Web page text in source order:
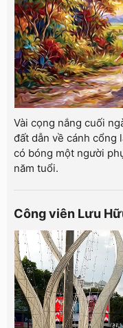
Vài cọng nắng cuối
đất dẫn về cánh cổng
có bóng một người
năm tuổi.
Công viên Lưu